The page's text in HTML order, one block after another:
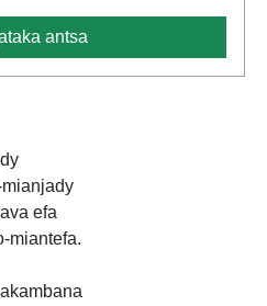
antsa
efa
miantefa.